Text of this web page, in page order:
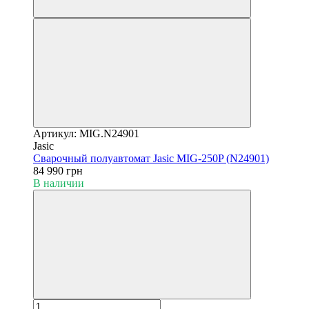
Артикул: MIG.N24901
Jasic
Сварочный полуавтомат Jasic MIG-250P (N24901)
84 990 грн
В наличии